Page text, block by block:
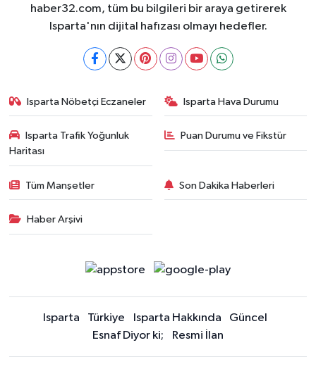
haber32.com, tüm bu bilgileri bir araya getirerek
Isparta'nın dijital hafızası olmayı hedefler.
Isparta Nöbetçi Eczaneler Isparta Hava Durumu
Isparta Trafik Yoğunluk
Haritası
Puan Durumu ve Fikstür
Tüm Manşetler Son Dakika Haberleri
Haber Arşivi
Isparta Türkiye Isparta Hakkında
Güncel
Esnaf Diyor ki;
Resmi İlan